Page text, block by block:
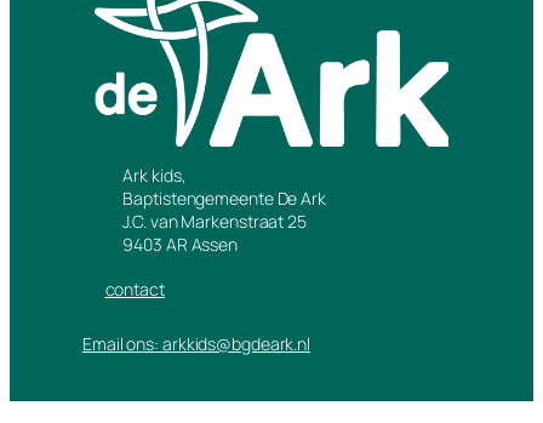
Ark kids,
Baptistengemeente De Ark
J.C. van Markenstraat 25
9403 AR Assen
contact
Email ons: arkkids@bgdeark.nl